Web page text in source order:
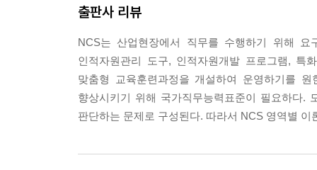
출판사 리뷰
NCS는 산업현장에서 직무를 수행하기 위해 요
인적자원관리 도구, 인적자원개발 프로그램, 특
맞춤형 교육훈련과정을 개설하여 운영하기를
향상시키기 위해 국가직무능력표준이 필요하다.
판단하는 문제로 구성된다. 따라서 NCS 영역별